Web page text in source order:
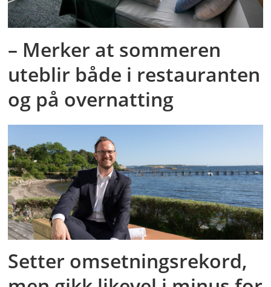
– Merker at sommeren
uteblir både i restauranten
og på overnatting
Setter omsetningsrekord,